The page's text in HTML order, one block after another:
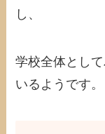
し、
学校全体とし
いるようです。